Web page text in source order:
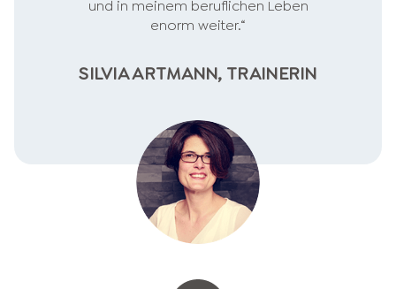
und in meinem beruflichen Leben
enorm weiter.“
SILVIA ARTMANN, TRAINERIN